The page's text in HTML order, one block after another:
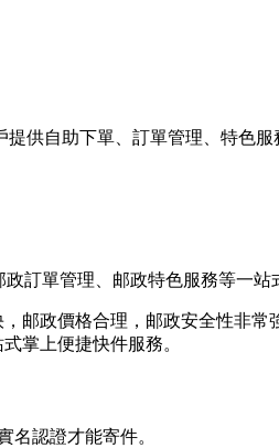
供自助下單、訂單管理、特色
訂單管理、邮政特色服務等一站
邮政價格合理，邮政安全性非
掌上便捷快件服務。
名認證才能寄件。